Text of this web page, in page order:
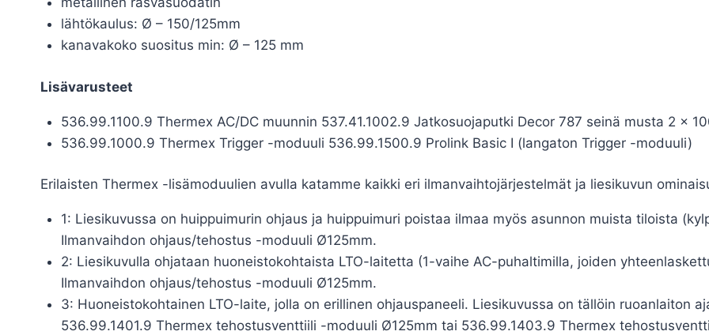
lähtökaulus: Ø – 150/125mm
kanavakoko suositus min: Ø – 125 mm
Lisävarusteet
536.99.1100.9 Thermex AC/DC muunnin 537.41.1002.9 Jatkosuojaputki Decor 787 seinä musta 2 x
536.99.1000.9 Thermex Trigger -moduuli 536.99.1500.9 Prolink Basic I (langaton Trigger -moduuli)
Erilaisten Thermex -lisämoduulien avulla katamme kaikki eri ilmanvaihtojärjestelmät ja liesikuvun
1: Liesikuvussa on huippuimurin ohjaus ja huippuimuri poistaa ilmaa myös asunnon muista tiloista
Ilmanvaihdon ohjaus/tehostus -moduuli Ø125mm.
2: Liesikuvulla ohjataan huoneistokohtaista LTO-laitetta (1-vaihe AC-puhaltimilla, joiden
Ilmanvaihdon ohjaus/tehostus -moduuli Ø125mm.
3: Huoneistokohtainen LTO-laite, jolla on erillinen ohjauspaneeli. Liesikuvussa on tällöin ruoanlaiton
536.99.1401.9 Thermex tehostusventtiili -moduuli Ø125mm tai 536.99.1403.9 Thermex